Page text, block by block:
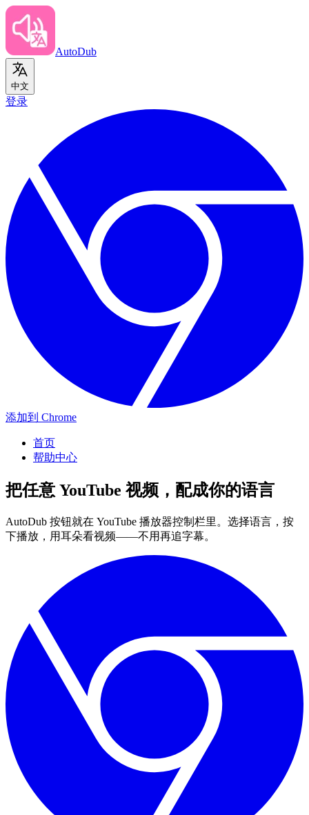
AutoDub
中文
登录
添加到 Chrome
首页
帮助中心
把任意 YouTube 视频，配成你的语言
AutoDub 按钮就在 YouTube 播放器控制栏里。选择语言，按
下播放，用耳朵看视频——不用再追字幕。